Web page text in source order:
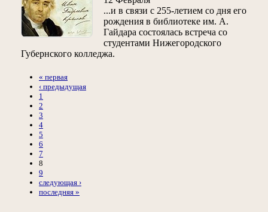
...и в связи с 255-летием со дня его
рождения в библиотеке им. А.
Гайдара состоялась встреча со
студентами Нижегородского
Губернского колледжа.
« первая
‹ предыдущая
1
2
3
4
5
6
7
8
9
следующая ›
последняя »